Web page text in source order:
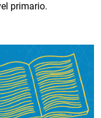
primario.